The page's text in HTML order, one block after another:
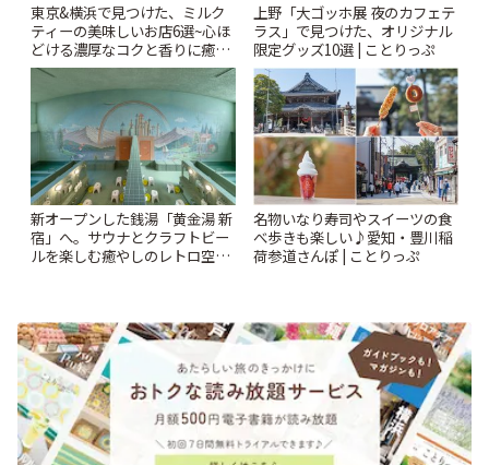
東京&横浜で見つけた、ミルク
ティーの美味しいお店6選~心ほ
どける濃厚なコクと香りに癒や
されるティータイム~ | ことりっ
上野「大ゴッホ展 夜のカフェテ
ラス」で見つけた、オリジナル
限定グッズ10選 | ことりっぷ
新オープンした銭湯「黄金湯 新
宿」へ。サウナとクラフトビー
ルを楽しむ癒やしのレトロ空間
名物いなり寿司やスイーツの食
べ歩きも楽しい♪愛知・豊川稲
荷参道さんぽ | ことりっぷ